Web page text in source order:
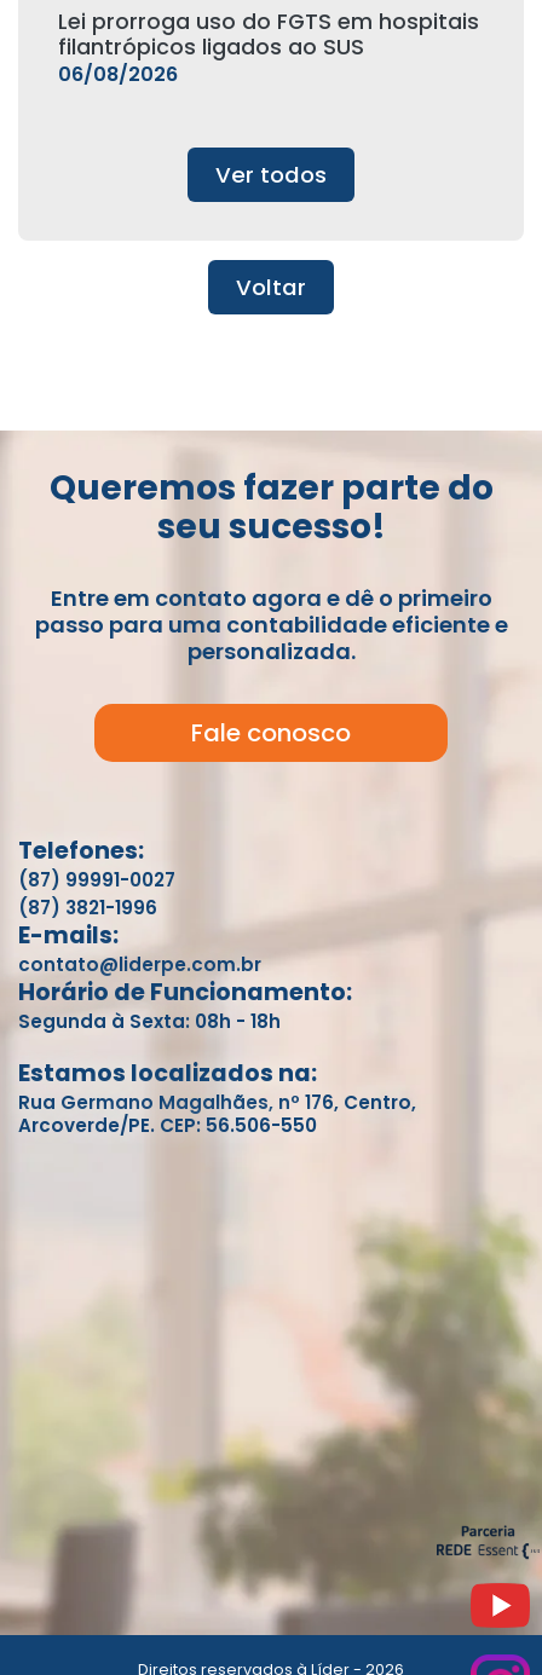
Lei prorroga uso do FGTS em hospitais
filantrópicos ligados ao SUS
06/08/2026
Ver todos
Voltar
Queremos fazer parte do
seu sucesso!
Entre em contato agora e dê o primeiro
passo para uma contabilidade eficiente e
personalizada.
Fale conosco
Telefones:
(87) 99991-0027
(87) 3821-1996
E-mails:
contato@liderpe.com.br
Horário de Funcionamento:
Segunda à Sexta: 08h - 18h
Estamos localizados na:
Rua Germano Magalhães, nº 176, Centro,
Arcoverde/PE. CEP: 56.506-550
Direitos reservados à Líder - 2026